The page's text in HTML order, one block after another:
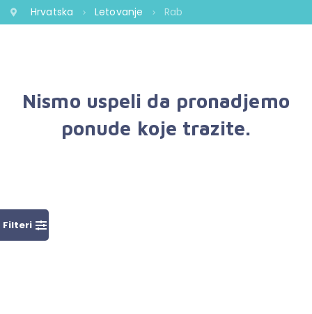
Hrvatska Letovanje Rab
Filteri
Nismo uspeli da pronadjemo
ponude koje trazite.